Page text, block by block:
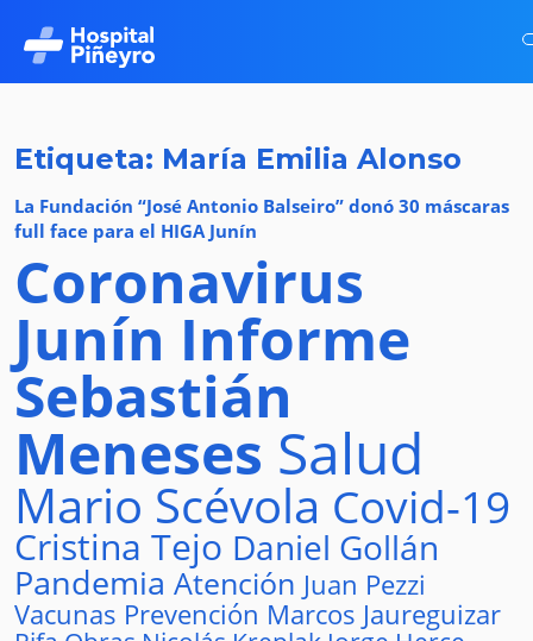
Etiqueta: María Emilia Alonso
La Fundación “José Antonio Balseiro” donó 30 máscaras
full face para el HIGA Junín
Coronavirus
Junín Informe
Sebastián
Meneses Salud
Mario Scévola Covid-19
Cristina Tejo Daniel Gollán
Pandemia Atención Juan Pezzi
Vacunas Prevención Marcos Jaureguizar